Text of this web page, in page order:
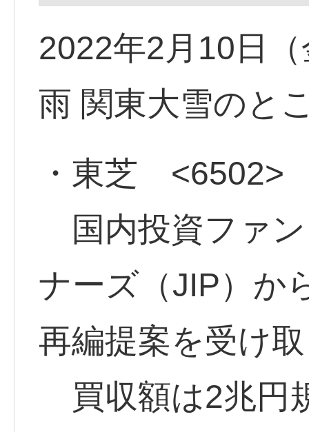
2022年2月10日
雨 関東大雪のと
・東芝 <6502>
国内投資ファ
ナーズ（JIP）か
再編提案を受け
買収額は2兆円